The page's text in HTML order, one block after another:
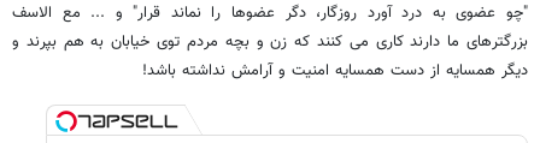
"چو عضوی به درد آورد روزگار، دگر عضوها را نماند قرار" و ... مع الاسف
بزرگترهای ما دارند کاری می کنند که زن و بچه مردم توی خیابان به هم بپرند و
دیگر همسایه از دست همسایه امنیت و آرامش نداشته باشد!